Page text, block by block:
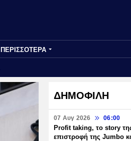
ΠΕΡΙΣΣΟΤΕΡΑ
ΔΗΜΟΦΙΛΗ
07 Αυγ 2026 06:00
Profit taking, το story
επιστροφή της Jumbo